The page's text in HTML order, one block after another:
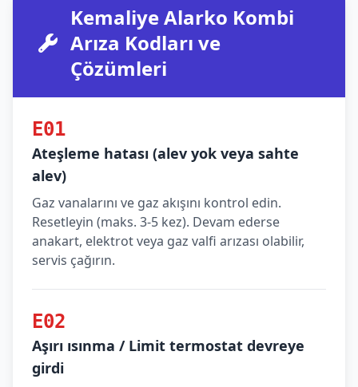
Kemaliye Alarko Kombi
Arıza Kodları ve
Çözümleri
E01
Ateşleme hatası (alev yok veya sahte
alev)
Gaz vanalarını ve gaz akışını kontrol edin.
Resetleyin (maks. 3-5 kez). Devam ederse
anakart, elektrot veya gaz valfi arızası olabilir,
servis çağırın.
E02
Aşırı ısınma / Limit termostat devreye
girdi